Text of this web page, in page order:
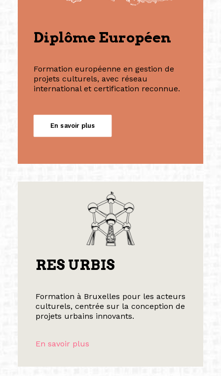
Diplôme Européen
Formation européenne en gestion de
projets culturels, avec réseau
international et certification reconnue.
En savoir plus
RES URBIS
Formation à Bruxelles pour les acteurs
culturels, centrée sur la conception de
projets urbains innovants.
En savoir plus